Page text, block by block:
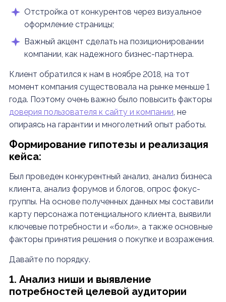
Отстройка от конкурентов через визуальное
оформление страницы;
Важный акцент сделать на позиционировании
компании, как надежного бизнес-партнера.
Клиент обратился к нам в ноябре 2018, на тот
момент компания существовала на рынке меньше 1
года. Поэтому очень важно было повысить факторы
доверия пользователя к сайту и компании, не
опираясь на гарантии и многолетний опыт работы.
Формирование гипотезы и реализация
кейса:
Был проведен конкурентный анализ, анализ бизнеса
клиента, анализ форумов и блогов, опрос фокус-
группы. На основе полученных данных мы составили
карту персонажа потенциального клиента, выявили
ключевые потребности и «боли», а также основные
факторы принятия решения о покупке и возражения.
Давайте по порядку.
1. Анализ ниши и выявление
потребностей целевой аудитории